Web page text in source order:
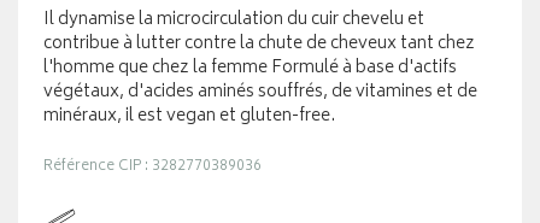
Il dynamise la microcirculation du cuir chevelu et
contribue à lutter contre la chute de cheveux tant chez
l'homme que chez la femme Formulé à base d'actifs
végétaux, d'acides aminés souffrés, de vitamines et de
minéraux, il est vegan et gluten-free.
Référence CIP : 3282770389036